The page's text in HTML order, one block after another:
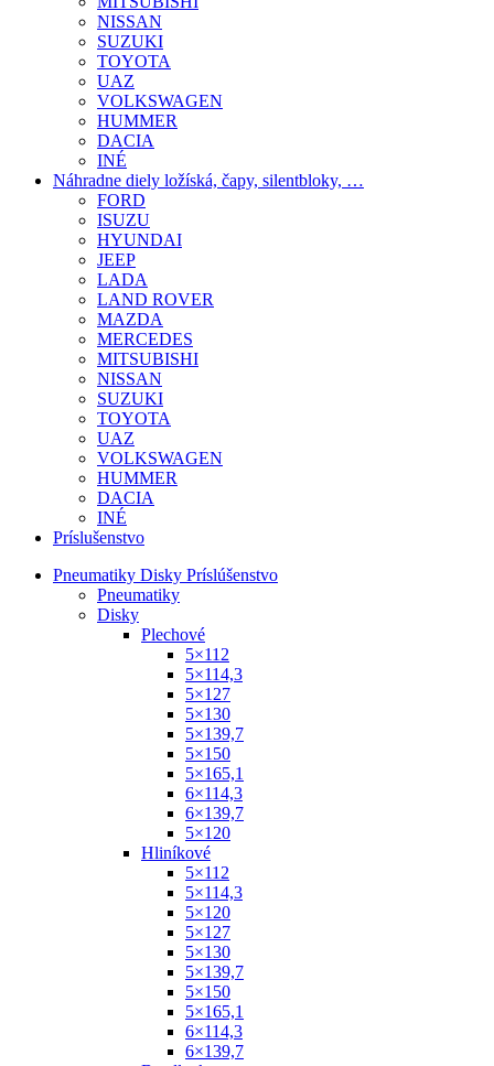
NISSAN
SUZUKI
TOYOTA
UAZ
VOLKSWAGEN
HUMMER
DACIA
INÉ
Náhradne diely ložíská, čapy, silentbloky, …
FORD
ISUZU
HYUNDAI
JEEP
LADA
LAND ROVER
MAZDA
MERCEDES
MITSUBISHI
NISSAN
SUZUKI
TOYOTA
UAZ
VOLKSWAGEN
HUMMER
DACIA
INÉ
Príslušenstvo
Pneumatiky Disky Príslúšenstvo
Pneumatiky
Disky
Plechové
5×112
5×114,3
5×127
5×130
5×139,7
5×150
5×165,1
6×114,3
6×139,7
5×120
Hliníkové
5×112
5×114,3
5×120
5×127
5×130
5×139,7
5×150
5×165,1
6×114,3
6×139,7